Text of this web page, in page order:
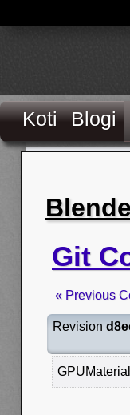
Koti Blogi
Git
« Previous
Revision